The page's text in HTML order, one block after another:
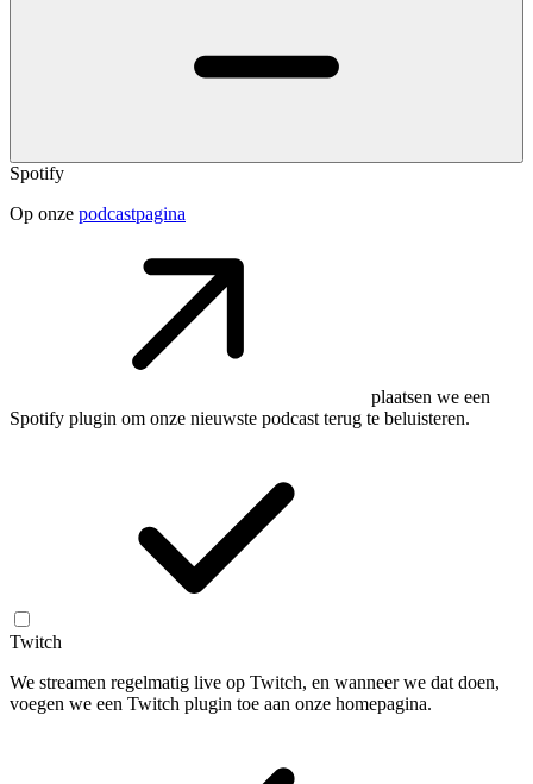
Spotify
Op onze podcastpagina
plaatsen we een
Spotify plugin om onze nieuwste podcast terug te beluisteren.
Twitch
We streamen regelmatig live op Twitch, en wanneer we dat doen,
voegen we een Twitch plugin toe aan onze homepagina.